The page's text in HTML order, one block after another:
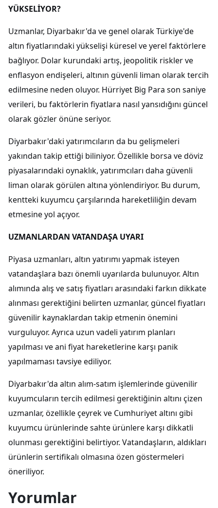
YÜKSELİYOR?
Uzmanlar, Diyarbakır'da ve genel olarak Türkiye'de
altın fiyatlarındaki yükselişi küresel ve yerel faktörlere
bağlıyor. Dolar kurundaki artış, jeopolitik riskler ve
enflasyon endişeleri, altının güvenli liman olarak tercih
edilmesine neden oluyor. Hürriyet Big Para son saniye
verileri, bu faktörlerin fiyatlara nasıl yansıdığını güncel
olarak gözler önüne seriyor.
Diyarbakır'daki yatırımcıların da bu gelişmeleri
yakından takip ettiği biliniyor. Özellikle borsa ve döviz
piyasalarındaki oynaklık, yatırımcıları daha güvenli
liman olarak görülen altına yönlendiriyor. Bu durum,
kentteki kuyumcu çarşılarında hareketliliğin devam
etmesine yol açıyor.
UZMANLARDAN VATANDAŞA UYARI
Piyasa uzmanları, altın yatırımı yapmak isteyen
vatandaşlara bazı önemli uyarılarda bulunuyor. Altın
alımında alış ve satış fiyatları arasındaki farkın dikkate
alınması gerektiğini belirten uzmanlar, güncel fiyatları
güvenilir kaynaklardan takip etmenin önemini
vurguluyor. Ayrıca uzun vadeli yatırım planları
yapılması ve ani fiyat hareketlerine karşı panik
yapılmaması tavsiye ediliyor.
Diyarbakır'da altın alım-satım işlemlerinde güvenilir
kuyumcuların tercih edilmesi gerektiğinin altını çizen
uzmanlar, özellikle çeyrek ve Cumhuriyet altını gibi
kuyumcu ürünlerinde sahte ürünlere karşı dikkatli
olunması gerektiğini belirtiyor. Vatandaşların, aldıkları
ürünlerin sertifikalı olmasına özen göstermeleri
öneriliyor.
Yorumlar